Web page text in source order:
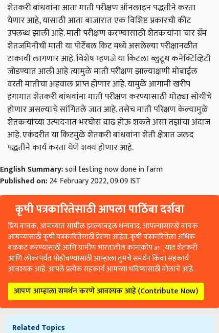
शेतकरी बांधवांना आता माती परीक्षण ऑनलाइन पद्धतीने करता
येणार आहे, यासाठी आता बाजारात एक विशिष्ट प्रकारची कीट
उपलब्ध झाली आहे. माती परीक्षण करण्यासाठी शेतकऱ्यांना चार ग्रॅम
शेतजमिनीची माती या पोर्टेबल किट मध्ये असलेल्या परीक्षानळीत
टाकावी लागणार आहे. विशेष म्हणजे या किटला ब्लुटूथ कनेक्टिव्हिटी
जोडण्यात आली आहे त्यामुळे माती परीक्षण झाल्याक्षणी मोबाईल
वरती मातीचा अहवाल प्राप्त होणार आहे. यामुळे आगामी खरीप
हंगामात शेतकरी बांधवांना माती परीक्षण करण्यासाठी मोठ्या सोयीचे
होणार असल्याचे सांगितले जात आहे. तसेच माती परिक्षण केल्यामुळे
शेतकऱ्यांच्या उत्पादनात भरघोस वाढ होऊ शकते असा तज्ञांचा अंदाज
आहे. एकंदरीत या किटमुळे शेतकरी बांधवांना शेती क्षेत्रात जलद
पद्धतीने कार्य करता येणे शक्य होणार आहे.
English Summary:soil testing now done in farm
Published on:24 February 2022, 09:09 IST
कृषी पत्रकारितेसाठी आपला पाठिंबा दर्शवा
प्रिय वाचक, आमच्यात सामील झाल्याबद्दल धन्यवाद. आपल्यासारखे वाचक
आमच्यासाठी कृषी पत्रकारितेसाठी प्रेरणा आहेत. कृषी पत्रकारितेला अधिक
बळकट करण्यासाठी आणि ग्रामीण भारतातील कानाकोप in्यात शेतकरी
आणि लोकांपर्यंत पोहोचण्यासाठी आम्हाला तुमचे समर्थन किंवा सहकार्य
आवश्यक आहे. आपले प्रत्येक सहकार्य आमच्या भविष्यासाठी मोलाचे आहे.
आपण आम्हाला समर्थन करणे आवश्यक आहे (Contribute Now)
Related Topics